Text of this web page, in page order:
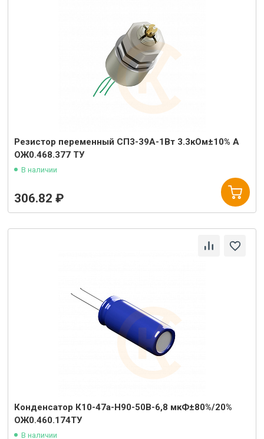
Резистор переменный СП3-39А-1Вт 3.3кОм±10% А
ОЖ0.468.377 ТУ
В наличии
306.82 ₽
Конденсатор К10-47а-Н90-50В-6,8 мкФ±80%/20%
ОЖ0.460.174ТУ
В наличии